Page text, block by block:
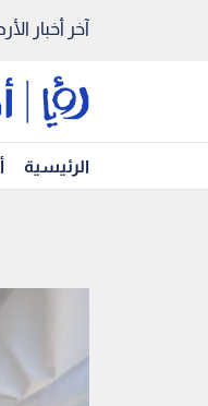
آخر أخبار
الرئيسية